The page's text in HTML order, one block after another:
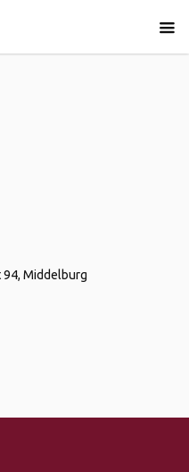
94, Middelburg